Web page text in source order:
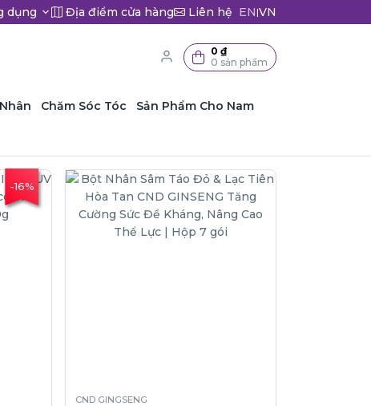
dụng Địa điểm cửa hàng Liên hệ EN|VN
0 ₫
0 sản phẩm
Chăm Sóc Tóc Sản Phẩm Cho Nam
-16%
CND GINGSENG